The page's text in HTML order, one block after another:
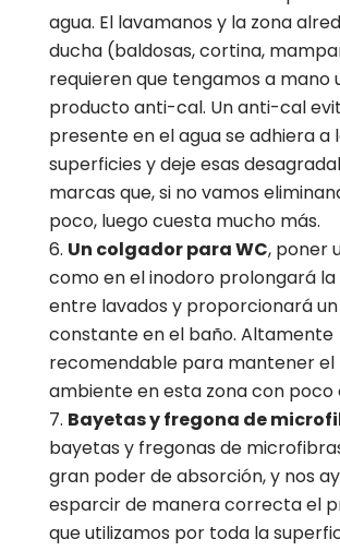
agua. El lavamanos y la zona
ducha (baldosas, cortina,
requieren que tengamos a mano
producto anti-cal. Un anti-cal
presente en el agua se adhiera a
superficies y deje esas
marcas que, si no vamos
poco, luego cuesta mucho más.
Un colgador para WC, poner
como en el inodoro prolongará la
entre lavados y proporcionará
constante en el baño. Altamente
recomendable para mantener el
ambiente en esta zona con poco
Bayetas y fregona de
bayetas y fregonas de
gran poder de absorción, y nos
esparcir de manera correcta el
que utilizamos por toda la